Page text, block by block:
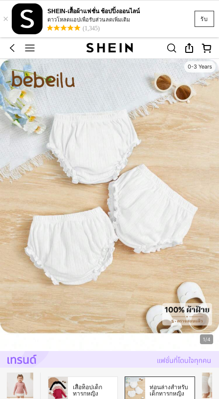
รับ
×
SHEIN-เสื้อผ้าแฟชั่น ช้อปปิ้งออนไลน์
ดาวโหลดแอปเพื่อรับส่วนลดเพิ่มเติม
(1,345)
0-3 Years
1/4
เสื้อท็อปเด็ก
ทารกหญิง
ท่อนล่างสำหรับ
เด็กทารกหญิง